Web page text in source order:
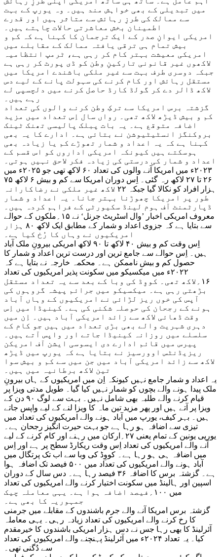
میں تبدیلی کے بھی خواہش مند ہیں۔ وہ یورپ کے بہت
سے ممالک کی طرزِ رہائش سے متاثر ہیں اور قدرے
اطمینان بخش معاشرتی حالات چاہتے ہیں۔
امریکی ایوانِ صدر کے ایک ترجمان کا کہنا ہے کہ کم و
بیش تمام ہی ترقی یافتہ ممالک کے مقابلے میں
امریکی معیشت بہتر کام کر رہی ہے، ٹرمپ انتظامیہ
لاکھوں غیر قانونی تارکینِ وطن کو ڈی پورٹ کر رہی ہے
جبکہ دوسری طرف بہت سے غیر ملکی باشندے امریکا میں
مستقل رہائش اور کام کرنے کی سہولت پانے کے لیے دس
لاکھ ڈالر دے کر گولڈ کارڈ حاصل کرنے میں دلچسپی لے
رہے ہیں۔
گزشتہ برس امریکا سے ترکِ وطن کرنے والوں کی تعداد
کم و بیش ڈیڑھ لاکھ تھی۔ رواں سال اِس تعداد میں مزید
اضافہ متوقع ہے۔ یہ بات پبلک پالیسی تھنک ٹینک
بروکنگز انسٹیٹیوشن نے بتائی ہے۔ ادارے کا یہ بھی
کہنا ہے کہ یہ اعداد و شمار تھوڑے کم یا زیادہ بھی
ہوسکتے ہیں کیونکہ امریکی اداروں کو اس قسم کے
اعداد و شمار کی درستی کی زیادہ فکر لاحق نہیں ہوتی۔
۲۰۲۳ء میں امریکا آنے والوں کی تعداد ۶۰ لاکھ تھی جو ۲۰۲۵ء میں
۲۶ تا ۲۷ لاکھ رہ گئی۔ اِس دوران امریکا سے کم و بیش ۶ لاکھ ۷۵
ہزار افراد کو نکالا گیا جبکہ ۲۲ لاکھ غیر ملکی نے رضاکارانہ
طور پر امریکا چھوڑنا بہتر جانا۔ یہ اعداد و شمار
ڈپارٹمنٹ آف ہوم لینڈ سکیورٹی کے فراہم کردہ ہیں۔
معروف امریکی اخبار ’وال اسٹریٹ جرنل‘ نے ۱۵؍ملکوں کے حوالے
سے بتایا ہے کہ جزوی اعداد و شمار کے مطابق ایک لاکھ ۸۰ ہزار
امریکیوں نے وہاں کا رُخ کیا ہے۔
اِس وقت کم و بیش ۴۰ لاکھ تا ۹۰ لاکھ امریکی بیرونِ ملک آباد
ہیں۔ اِس حوالے سے جامع ترین اور درست ترین اعداد و شمار کا
حصول کم و بیش ناممکن ہے۔ محکمہ خارجہ نے بتایا ہے کہ
۲۰۲۲ء میں میکسیکو میں سکونت پذیر امریکیوں کی تعداد
۱۶؍لاکھ تھی۔ کووِڈ کی وبا کے بعد سے یہ تعداد مستقل
بڑھتی رہی ہے۔ میکسیکو میں جرائم پیشہ گروہوں کی
آپس کی خوں ریز لڑائی نے امریکیوں کے وہاں آباد
ہونے کے رجحان کی حوصلہ شکنی کی ہے۔ کینیڈا میں اِس
وقت ڈھائی لاکھ سے زائد امریکی آباد ہیں۔ اِن میں
دہری شہریت والے بھی بڑی تعداد میں ہیں جو کام کے
سلسلے میں روزانہ کینیڈا جاتے اور واپس آتے ہیں۔
پیرس میں قائم ادارے دی ایسوسی ایشن آف امریکن
ریزیڈنٹس اوورسیز نے بتایا ہے کہ یورپ میں ڈیڑھ
لاکھ سے زائد امریکی آباد میں جن میں سے کم و بیش سوا
تین لاکھ برطانیہ میں ہیں۔
یہ اعداد و شمار جامع نہیں کیونکہ اِن میں امریکیوں کے ہاں بیرونِ
ملک پیدا ہونے والے بچوں کو شمار نہیں کیا گیا۔ طویل مدتی ویزا پر
قیام کرنے والے طلبہ بھی شامل نہیں۔ بہت سے لوگ ۹۰ دن کے
ویزا پر آتے ہیں اور پھر مزید تین ماہ کا ویزا لنے کے لیے واپس جاتے
ہیں۔ بہر کیف، یورپ میں آباد ہونے والے امریکیوں کی تعداد میں
تیزی سے اضافہ ہو رہا ہے جو بہت حیرت انگیز رجحان ہے۔
یورپی یونین کے تمام یعنی ۲۷؍ارکان میں رہنے اور کام کرنے کے لیے
آنے والے امریکیوں کی تعداد اِس وقت ریکارڈ سطح پر ہے اور اِس
میں اضافہ ہی ہو رہا ہے۔ کووِڈ کی وبا سے اب تک پرتگال میں
آباد ہونے والے امریکیوں کی تعداد میں ۵۰۰ فیصد تک اضافہ ہوا
ہے۔ گزشتہ برس کا اضافہ ۳۶ فیصد رہا ہے۔ دس سال کے دوران
اسپین اور ہالینڈ میں سکونت اختیار کرنے والے امریکیوں کی تعداد
میں ۱۰۰؍فیصد اضافہ ہوا ہے۔ یہی معاملہ چیک
جمہوریہ کا بھی ہے۔
گزشتہ برس امریکا آنے والے جرم باشندوں کے مقابلے میں جرمنی
کا رخ کرنے والے امریکیوں کی تعداد زیادہ رہی۔ یہی معاملہ
آئرلینڈ کا بھی رہا جس نے دس ہزار امریکی باشندوں کا خیرمقدم
کیا۔ یہ تعداد ۲۰۲۴ء میں آئرلینڈ پہنچنے والے امریکیوں کی تعداد
سے دُگنی تھی۔